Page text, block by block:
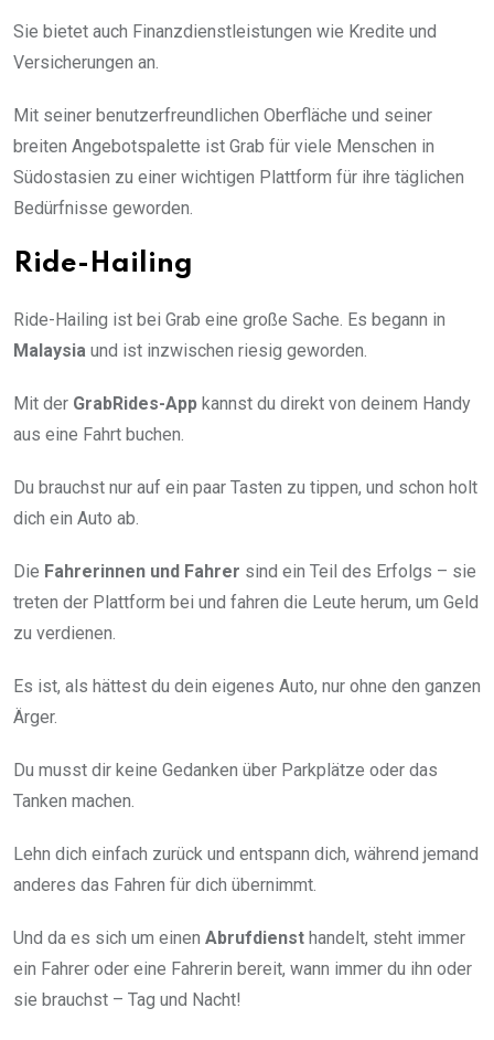
Sie bietet auch Finanzdienstleistungen wie Kredite und
Versicherungen an.
Mit seiner benutzerfreundlichen Oberfläche und seiner
breiten Angebotspalette ist Grab für viele Menschen in
Südostasien zu einer wichtigen Plattform für ihre täglichen
Bedürfnisse geworden.
Ride-Hailing
Ride-Hailing ist bei Grab eine große Sache. Es begann in
Malaysia und ist inzwischen riesig geworden.
Mit der GrabRides-App kannst du direkt von deinem Handy
aus eine Fahrt buchen.
Du brauchst nur auf ein paar Tasten zu tippen, und schon holt
dich ein Auto ab.
Die Fahrerinnen und Fahrer sind ein Teil des Erfolgs – sie
treten der Plattform bei und fahren die Leute herum, um Geld
zu verdienen.
Es ist, als hättest du dein eigenes Auto, nur ohne den ganzen
Ärger.
Du musst dir keine Gedanken über Parkplätze oder das
Tanken machen.
Lehn dich einfach zurück und entspann dich, während jemand
anderes das Fahren für dich übernimmt.
Und da es sich um einen Abrufdienst handelt, steht immer
ein Fahrer oder eine Fahrerin bereit, wann immer du ihn oder
sie brauchst – Tag und Nacht!